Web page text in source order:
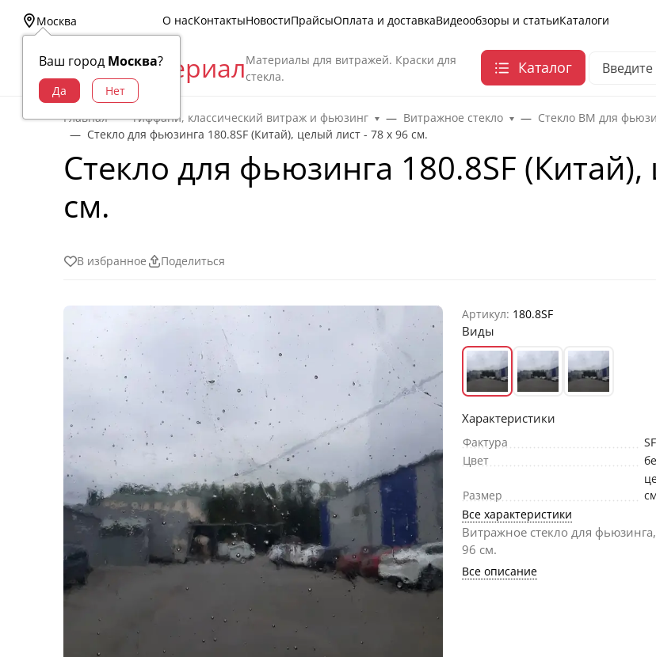
Москва
Ваш город Москва?
О насКонтактыНовостиПрайсыОплата и доставкаВидеообзоры и статьиКаталоги
Витраж МатериалМатериалы для витражей. Краски для
стекла.
Каталог
Главная Тиффани, классический витраж и фьюзинг Витражное стекло
Стекло ВМ для
Стекло для фьюзинга 180.8SF (Китай), целый лист - 78 х 96 cм.
Стекло для фьюзинга 180.8SF
cм.
В избранное Поделиться
Артикул: 180.8SF
Виды
Характеристики
Фактура
Цвет
Размер
Все характеристики
Витражное стекло для
96 cм.
Все описание